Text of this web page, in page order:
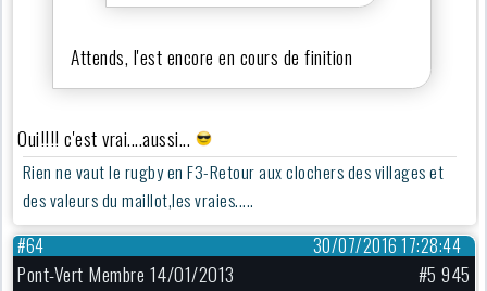
Attends, l'est encore en cours de finition
Oui!!!! c'est vrai....aussi...
Rien ne vaut le rugby en F3-Retour aux clochers des villages et
des valeurs du maillot,les vraies.....
30/07/2016 17:28:44
#64
Pont-Vert Membre 14/01/2013 #5 945